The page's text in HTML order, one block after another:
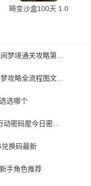
畸变沙盒100天 1.0
纸嫁衣6攻略第五章图文攻略-纸嫁衣6无间梦境通关攻略第五章
纸嫁衣9全部通关攻略图文-纸嫁衣9罗浮梦攻略全流程图文详解
选哪个
三角洲行动密码门密码7月合集-三角洲行动密码屋今日密码大全2026最新7月
换码最新
手角色推荐